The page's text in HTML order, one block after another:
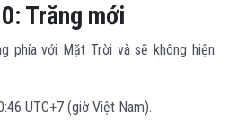
Trăng mới
phía với Mặt Trời và sẽ không hiện
UTC+7 (giờ Việt Nam).